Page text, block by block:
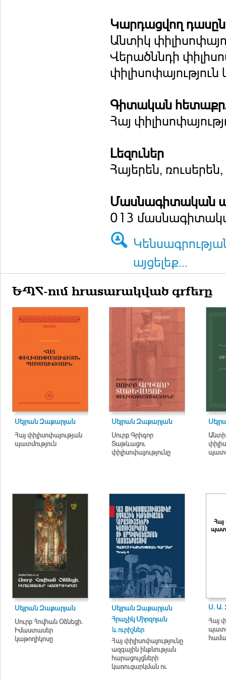
Կարդացվող
Անտիկ
Վերածննդի
Գիտական
Հայ
Լեզուներ
Հայերեն,
Մասնագիտական
013
այցելեք...
ԵՊՀ-ում հրատարակված գրքերը
Սեյրան Զաքարյան
Հայ փիլիսոփայության
պատմություն
Սեյրան Զաքարյան
Սուրբ Գրիգոր
Տաթևացու
փիլիսոփայությունը
Սեյրան Զաքարյան
Սուրբ Հովհան Օձնեցի.
Իմաստասեր
կաթողիկոսը
Սեյրան Զաքարյան
Հրաչիկ Միրզոյան
և ուրիշներ
Հայ փիլիսոփայությունը
ազգային ինքնության
հարացույցների
կառուցարկման ու
Հայ
Ս. Ա.
Հայ